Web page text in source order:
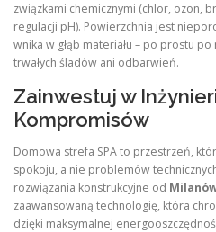
związkami chemicznymi (chlor, ozon,
regulacji pH). Powierzchnia jest
wnika w głąb materiału – po prostu
trwałych śladów ani odbarwień.
Zainwestuj w
Kompromisów
Domowa strefa SPA to przestrzeń,
spokoju, a nie problemów
rozwiązania konstrukcyjne od
zaawansowaną technologię, która
dzięki maksymalnej